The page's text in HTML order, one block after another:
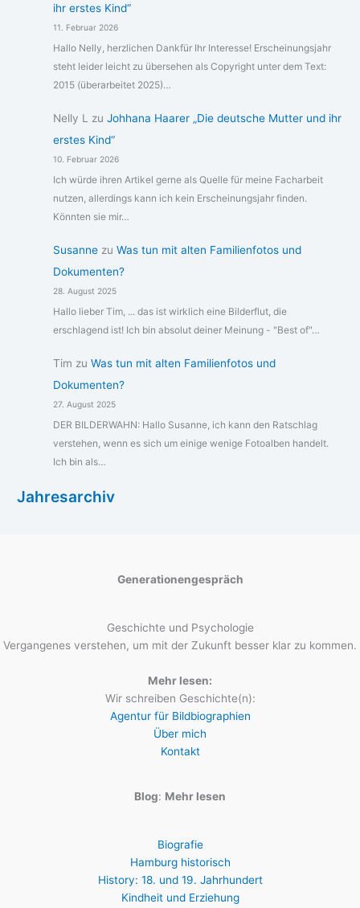
ihr erstes Kind“
11. Februar 2026
Hallo Nelly, herzlichen Dankfür Ihr Interesse! Erscheinungsjahr
steht leider leicht zu übersehen als Copyright unter dem Text:
2015 (überarbeitet 2025)…
Nelly L zu Johhana Haarer „Die deutsche Mutter und ihr
erstes Kind“
10. Februar 2026
Ich würde ihren Artikel gerne als Quelle für meine Facharbeit
nutzen, allerdings kann ich kein Erscheinungsjahr finden.
Könnten sie mir…
Susannezu Was tun mit alten Familienfotos und
Dokumenten?
28. August 2025
Hallo lieber Tim, ... das ist wirklich eine Bilderflut, die
erschlagend ist! Ich bin absolut deiner Meinung - "Best of"…
Tim zu Was tun mit alten Familienfotos und
Dokumenten?
27. August 2025
DER BILDERWAHN: Hallo Susanne, ich kann den Ratschlag
verstehen, wenn es sich um einige wenige Fotoalben handelt.
Ich bin als…
Jahresarchiv
Generationengespräch
Geschichte und Psychologie
Vergangenes verstehen, um mit der Zukunft besser klar zu kommen.
Mehr lesen:
Wir schreiben Geschichte(n):
Agentur für Bildbiographien
Über mich
Kontakt
Blog: Mehr lesen
Biografie
Hamburg historisch
History: 18. und 19. Jahrhundert
Kindheit und Erziehung